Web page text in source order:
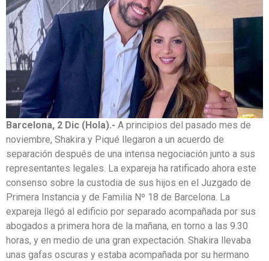
Barcelona, 2 Dic (Hola).- A principios del pasado mes de
noviembre, Shakira y Piqué llegaron a un acuerdo de
separación después de una intensa negociación junto a sus
representantes legales. La expareja ha ratificado ahora este
consenso sobre la custodia de sus hijos en el Juzgado de
Primera Instancia y de Familia Nº 18 de Barcelona. La
expareja llegó al edificio por separado acompañada por sus
abogados a primera hora de la mañana, en torno a las 9.30
horas, y en medio de una gran expectación. Shakira llevaba
unas gafas oscuras y estaba acompañada por su hermano